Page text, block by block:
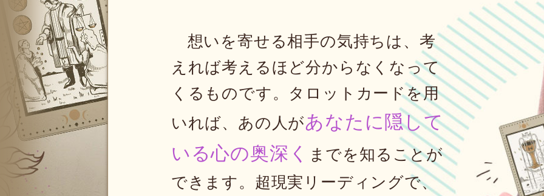
想いを寄せる相手の気持ちは、考
えれば考えるほど分からなくなって
くるものです。タロットカードを用
いれば、あの人があなたに隠して
いる心の奥深く
までを知ることが
できます。超現実リーディングで、